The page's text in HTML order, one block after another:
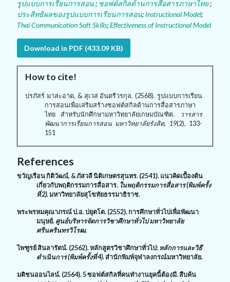
รูปแบบการเรียนการสอน; ซอฟต์สกิลด้านการสื่อสารภาษาไทย;
ประสิทธิผลของรูปแบบการเรียนการสอน; Instructional Model;
Thai Communication Soft Skills;Effectiveness of Instructional Model
Download in PDF (433.09 KB)
How to cite!
ปรภัสร์ มาสะอาด, & สุเวส อันตรีวรกุล. (2568). รูปแบบการเรียน
การสอนเพื่อเสริมสร้างซอฟต์สกิลด้านการสื่อสารภาษา
ไทย สำหรับนักศึกษามหาวิทยาลัยเกษมบัณฑิต.
วารสาร
พัฒนาการเรียนการสอน มหาวิทยาลัยรังสิต, 19(2), 133-
151
References
ขวัญเรือน กิติวัฒน์, &ภัสวลี นิติเกษตรสุนทร. (2541). แนวคิดเบื้องต้น
เกี่ยวกับพฤติกรรมการสื่อสาร. ในพฤติกรรมการสื่อสาร (พิมพ์ครั้ง
ที่ 2). มหาวิทยาลัยสุโขทัยธรรมาธิราช.
พระพรหมคุณาภรณ์ ป.อ. ปยุตโต. (2552). การศึกษาทั่วไปเพื่อพัฒนา
มนุษย์. ศูนย์บริหารจัดการวิชาศึกษาทั่วไป มหาวิทยาลัย
ศรีนครินทรวิโรฒ.
ไพฑูรย์ สินลารัตน์. (2562). หลักสูตรวิชาศึกษาทั่วไป: หลักการและวิธี
ดำเนินการ (พิมพ์ครั้งที่ 4). สำนักพิมพ์จุฬาลงกรณ์มหาวิทยาลัย.
มติชนออนไลน์. (2564). 5 ซอฟต์สกิลที่คนทำงานยุคนี้ต้องมี. สืบค้น